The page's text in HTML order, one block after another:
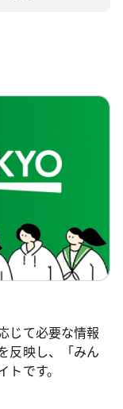
じて必要な情報
反映し、「みん
です。